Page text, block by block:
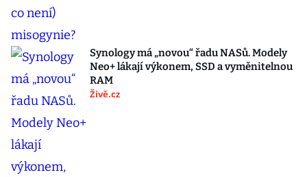
Synology má „novou“ řadu NASů. Modely
Neo+ lákají výkonem, SSD a vyměnitelnou
RAM
Živě.cz